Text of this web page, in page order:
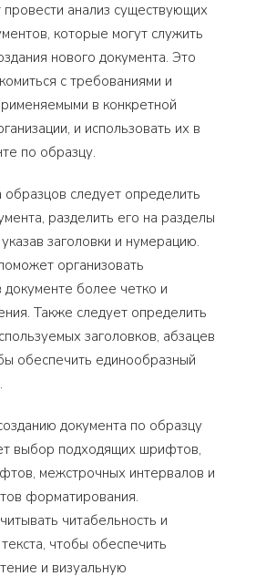
провести анализ существующих
которые могут служить
нового документа. Это
с требованиями и
в конкретной
и использовать их в
по образцу.
образцов следует определить
разделить его на разделы
заголовки и нумерацию.
организовать
более четко и
Также следует определить
заголовков, абзацев
обеспечить единообразный
документа по образцу
выбор подходящих шрифтов,
межстрочных интервалов и
форматирования.
читабельность и
чтобы обеспечить
и визуальную